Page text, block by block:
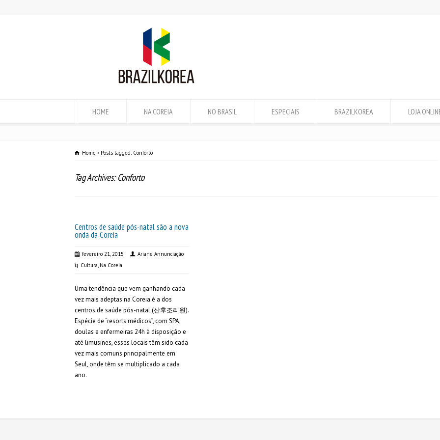
HOME NA COREIA NO BRASIL ESPECIAIS BRAZILKOREA LOJA
Home Posts tagged: Conforto
Tag Archives: Conforto
Centros de saúde pós-natal são a nova
onda da Coreia
fevereiro 21, 2015
Ariane Annunciação
Cultura, Na Coreia
Uma tendência que vem ganhando cada
vez mais adeptas na Coreia é a dos
centros de saúde pós-natal (산후조리원).
Espécie de “resorts médicos”, com SPA,
doulas e enfermeiras 24h à disposição e
até limusines, esses locais têm sido cada
vez mais comuns principalmente em
Seul, onde têm se multiplicado a cada
ano.